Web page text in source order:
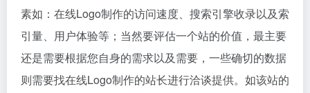
素如：在线Logo制作的访问速度、搜索引擎收录以及索
引量、用户体验等；当然要评估一个站的价值，最主要
还是需要根据您自身的需求以及需要，一些确切的数据
则需要找在线Logo制作的站长进行洽谈提供。如该站的